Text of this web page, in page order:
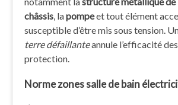
châssis, lapompeet tout élément
susceptible d’être mis sous tension.
terre défaillanteannule l’efficacité
protection.
Norme zones salle de bain